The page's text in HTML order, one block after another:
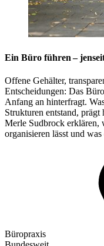
Ein Büro führen –
Offene Gehälter,
Entscheidungen: Das
Anfang an hinterfragt.
Strukturen entstand,
Merle Sudbrock erklären,
organisieren lässt und
Büropraxis